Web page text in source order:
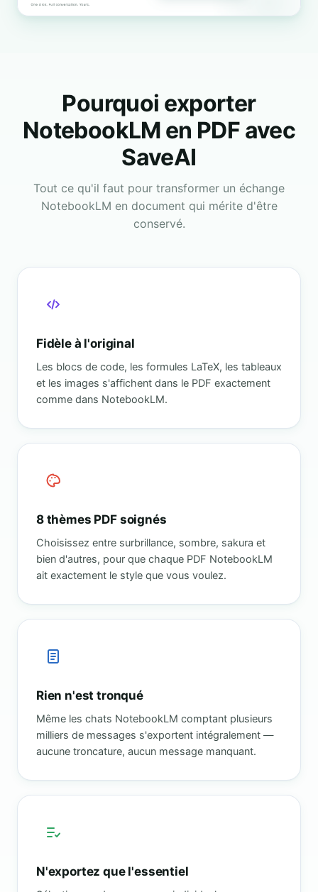
Pourquoi exporter
NotebookLM en PDF avec
SaveAI
Tout ce qu'il faut pour transformer un échange
NotebookLM en document qui mérite d'être
conservé.
Fidèle à l'original
Les blocs de code, les formules LaTeX, les tableaux
et les images s'affichent dans le PDF exactement
comme dans NotebookLM.
8 thèmes PDF soignés
Choisissez entre surbrillance, sombre, sakura et
bien d'autres, pour que chaque PDF NotebookLM
ait exactement le style que vous voulez.
Rien n'est tronqué
Même les chats NotebookLM comptant plusieurs
milliers de messages s'exportent intégralement —
aucune troncature, aucun message manquant.
N'exportez que l'essentiel